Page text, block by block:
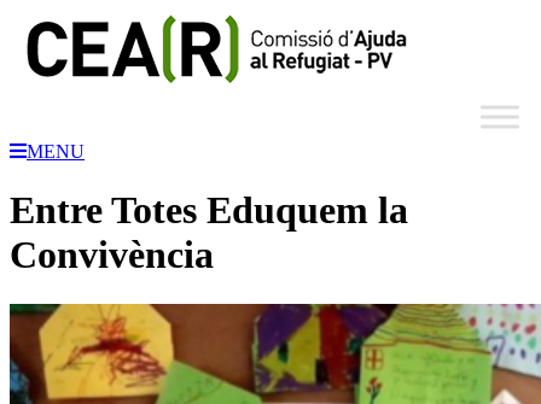
MENU
Entre Totes Eduquem la
Convivència